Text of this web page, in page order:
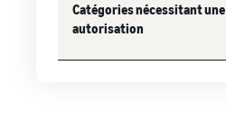
Catégories nécessitant une
autorisation